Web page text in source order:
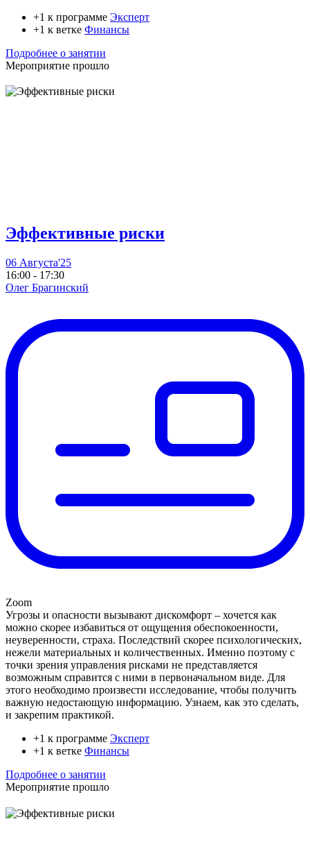
+1 к программе Эксперт
+1 к ветке Финансы
Подробнее о занятии
Мероприятие прошло
Эффективные риски
06 Августа'25
16:00 - 17:30
Олег Брагинский
Zoom
Угрозы и опасности вызывают дискомфорт – хочется как
можно скорее избавиться от ощущения обеспокоенности,
неуверенности, страха. Последствий скорее психологических,
нежели материальных и количественных. Именно поэтому с
точки зрения управления рисками не представляется
возможным справится с ними в первоначальном виде. Для
этого необходимо произвести исследование, чтобы получить
важную недостающую информацию. Узнаем, как это сделать,
и закрепим практикой.
+1 к программе Эксперт
+1 к ветке Финансы
Подробнее о занятии
Мероприятие прошло